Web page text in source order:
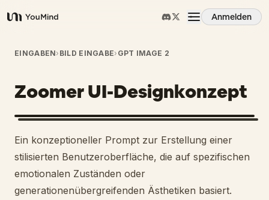
YouMind
Anmelden
Übersicht
Anwendungsfälle
Prompts
EINGABEN› BILD EINGABE› GPT IMAGE 2
Zoomer UI-Designkonzept
Ein konzeptioneller Prompt zur Erstellung einer
stilisierten Benutzeroberfläche, die auf spezifischen
emotionalen Zuständen oder
generationenübergreifenden Ästhetiken basiert.